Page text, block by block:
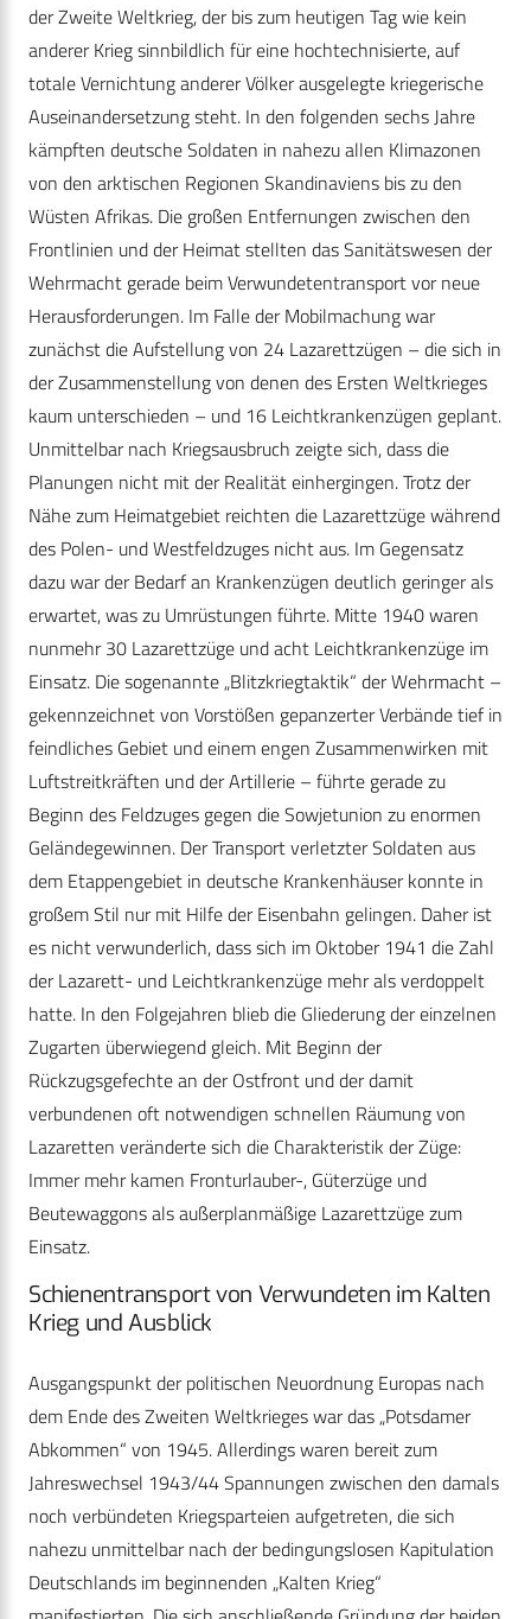
der Zweite Weltkrieg, der bis zum heutigen Tag wie kein
anderer Krieg sinnbildlich für eine hochtechnisierte, auf
totale Vernichtung anderer Völker ausgelegte kriegerische
Auseinandersetzung steht. In den folgenden sechs Jahre
kämpften deutsche Soldaten in nahezu allen Klimazonen
von den arktischen Regionen Skandinaviens bis zu den
Wüsten Afrikas. Die großen Entfernungen zwischen den
Frontlinien und der Heimat stellten das Sanitätswesen der
Wehrmacht gerade beim Verwundetentransport vor neue
Herausforderungen. Im Falle der Mobilmachung war
zunächst die Aufstellung von 24 Lazarettzügen – die sich in
der Zusammenstellung von denen des Ersten Weltkrieges
kaum unterschieden – und 16 Leichtkrankenzügen geplant.
Unmittelbar nach Kriegsausbruch zeigte sich, dass die
Planungen nicht mit der Realität einhergingen. Trotz der
Nähe zum Heimatgebiet reichten die Lazarettzüge während
des Polen- und Westfeldzuges nicht aus. Im Gegensatz
dazu war der Bedarf an Krankenzügen deutlich geringer als
erwartet, was zu Umrüstungen führte. Mitte 1940 waren
nunmehr 30 Lazarettzüge und acht Leichtkrankenzüge im
Einsatz. Die sogenannte „Blitzkriegtaktik“ der Wehrmacht –
gekennzeichnet von Vorstößen gepanzerter Verbände tief in
feindliches Gebiet und einem engen Zusammenwirken mit
Luftstreitkräften und der Artillerie – führte gerade zu
Beginn des Feldzuges gegen die Sowjetunion zu enormen
Geländegewinnen. Der Transport verletzter Soldaten aus
dem Etappengebiet in deutsche Krankenhäuser konnte in
großem Stil nur mit Hilfe der Eisenbahn gelingen. Daher ist
es nicht verwunderlich, dass sich im Oktober 1941 die Zahl
der Lazarett- und Leichtkrankenzüge mehr als verdoppelt
hatte. In den Folgejahren blieb die Gliederung der einzelnen
Zugarten überwiegend gleich. Mit Beginn der
Rückzugsgefechte an der Ostfront und der damit
verbundenen oft notwendigen schnellen Räumung von
Lazaretten veränderte sich die Charakteristik der Züge:
Immer mehr kamen Fronturlauber-, Güterzüge und
Beutewaggons als außerplanmäßige Lazarettzüge zum
Einsatz.
Schienentransport von Verwundeten im Kalten
Krieg und Ausblick
Ausgangspunkt der politischen Neuordnung Europas nach
dem Ende des Zweiten Weltkrieges war das „Potsdamer
Abkommen“ von 1945. Allerdings waren bereit zum
Jahreswechsel 1943/44 Spannungen zwischen den damals
noch verbündeten Kriegsparteien aufgetreten, die sich
nahezu unmittelbar nach der bedingungslosen Kapitulation
Deutschlands im beginnenden „Kalten Krieg“